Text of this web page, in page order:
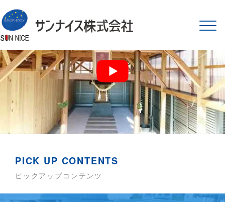
PICK UP CONTENTS
ピックアップコンテンツ